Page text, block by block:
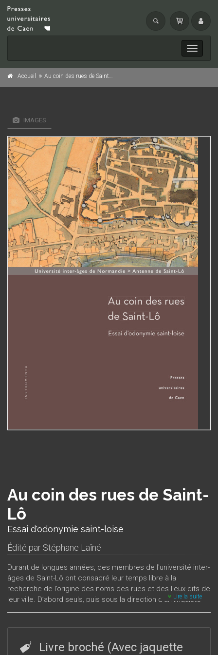
Toggle
Accueil Au coin des rues de Saint-Lô
IMAGES
Au coin des rues de Saint-
Lô
Essai d'odonymie saint-loise
Édité par Stéphane Laîné
Durant de longues années, des membres de l'université inter-
âges de Saint-Lô ont consacré leur temps libre à la
recherche de l’origine des noms des rues et des lieux-dits de
leur ville. D’abord seuls, puis sous la direction d’un linguiste
confirmé, Stéphane Laîné, ils ont fouillé les archives
les tendances qui ont présidé au choix des noms des
artères.
Au coin des rues de Saint-Lôest un ouvrage original et
Lire la suite
Livre broché (Avec jaquette